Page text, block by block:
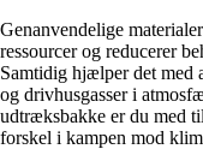
Genanvendelige
ressourcer og reducerer
Samtidig hjælper det med
og drivhusgasser i
udtræksbakke er du med
forskel i kampen mod